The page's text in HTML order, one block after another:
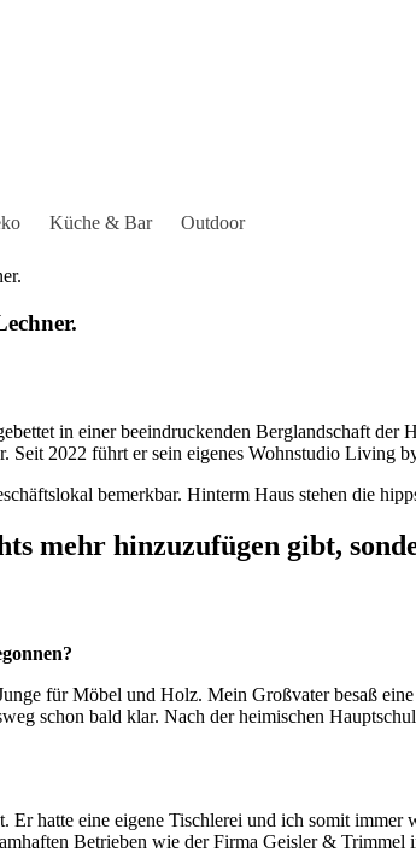
Küche & Bar Outdoor
in einer beeindruckenden Berglandschaft der
2022 führt er sein eigenes Wohnstudio Living
bemerkbar. Hinterm Haus stehen die
mehr hinzuzufügen gibt,
für Möbel und Holz. Mein Großvater besaß
schon bald klar. Nach der heimischen
Er hatte eine eigene Tischlerei und ich somit
Betrieben wie der Firma Geisler &